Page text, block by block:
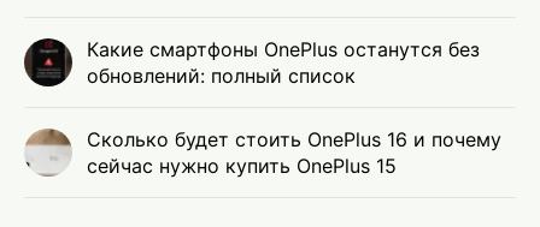
Какие смартфоны OnePlus останутся без
обновлений: полный список
Сколько будет стоить OnePlus 16 и почему
сейчас нужно купить OnePlus 15